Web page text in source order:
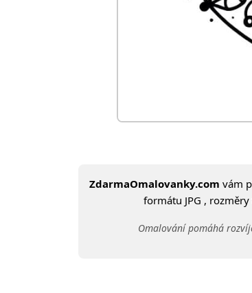
ZdarmaOmalovanky.com vám
formátu JPG ,
Omalování pomáhá